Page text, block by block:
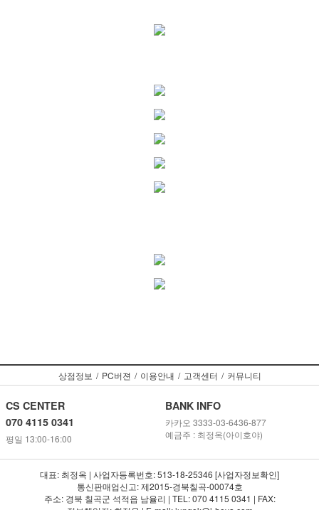
상점정보 / PC버젼 / 이용안내 / 고객센터 / 커뮤니티
CS CENTER
070 4115 0341
평일 13:00-16:00
BANK INFO
카카오 3333-03-6436-877
예금주 : 최정옥(아이호야)
대표: 최정옥 | 사업자등록번호: 513-18-25346 [사업자정보확인]
통신판매업신고: 제2015-경북칠곡-00074호
주소: 경북 칠곡군 석적읍 남율리 | TEL: 070 4115 0341 | FAX: